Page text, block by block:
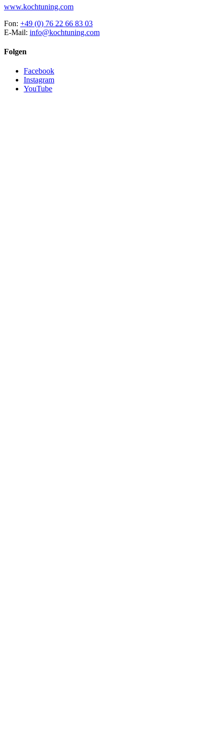
www.kochtuning.com
Fon: +49 (0) 76 22 66 83 03
E-Mail: info@kochtuning.com
Folgen
Facebook
Instagram
YouTube